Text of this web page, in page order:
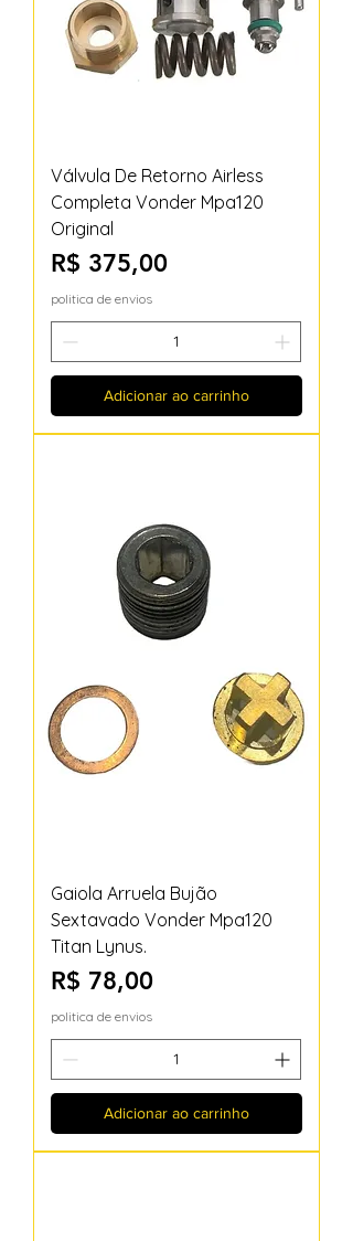
Válvula De Retorno Airless
Completa Vonder Mpa120
Original
Preço
R$ 375,00
politica de envios
Adicionar ao carrinho
Gaiola Arruela Bujão
Sextavado Vonder Mpa120
Titan Lynus.
Preço
R$ 78,00
politica de envios
Adicionar ao carrinho